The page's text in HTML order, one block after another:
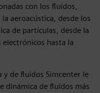
con los fluidos,
aeroacústica, desde los
de partículas, desde la
hasta la
y de fluidos Simcenter le
dinámica de fluidos más